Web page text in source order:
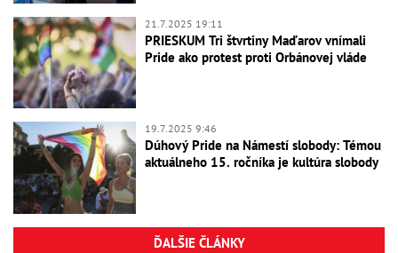
21.7.2025 19:11
PRIESKUM Tri štvrtiny Maďarov vnímali
Pride ako protest proti Orbánovej vláde
19.7.2025 9:46
Dúhový Pride na Námestí slobody: Témou
aktuálneho 15. ročníka je kultúra slobody
ĎALŠIE ČLÁNKY